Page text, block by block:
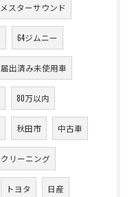
スターサウンド
64ジムニー
届出済み未使用車
80万以内
秋田市 中古車
リーニング
トヨタ 日産